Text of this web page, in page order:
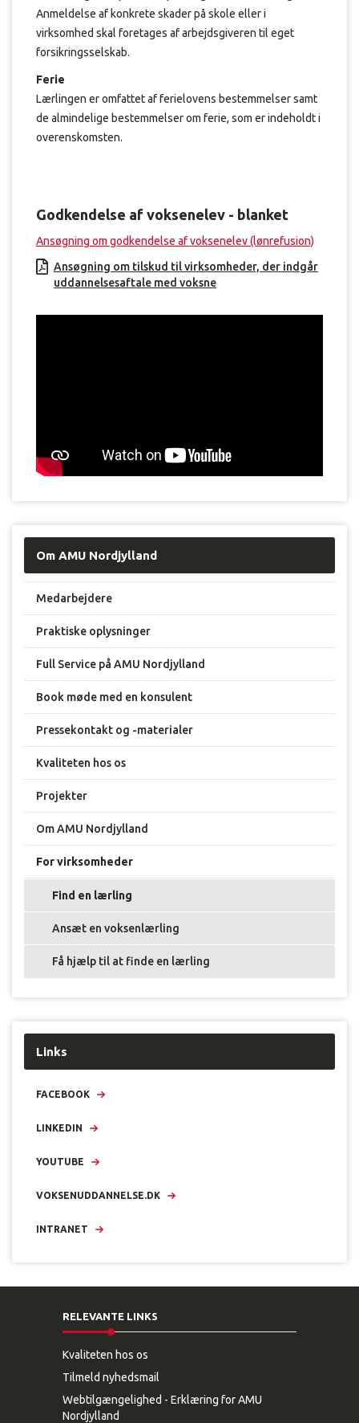
Anmeldelse af konkrete skader på skole eller i
virksomhed skal foretages af arbejdsgiveren til eget
forsikringsselskab.
Ferie
Lærlingen er omfattet af ferielovens bestemmelser samt
de almindelige bestemmelser om ferie, som er indeholdt i
overenskomsten.
Godkendelse af voksenelev - blanket
Ansøgning om godkendelse af voksenelev (lønrefusion)
Ansøgning om tilskud til virksomheder, der indgår
uddannelsesaftale med voksne
Om AMU Nordjylland
Medarbejdere
Praktiske oplysninger
Full Service på AMU Nordjylland
Book møde med en konsulent
Pressekontakt og -materialer
Kvaliteten hos os
Projekter
Om AMU Nordjylland
For virksomheder
Find en lærling
Ansæt en voksenlærling
Få hjælp til at finde en lærling
Links
FACEBOOK
LINKEDIN
YOUTUBE
VOKSENUDDANNELSE.DK
INTRANET
RELEVANTE LINKS
Kvaliteten hos os
Tilmeld nyhedsmail
Webtilgængelighed - Erklæring for AMU
Nordjylland